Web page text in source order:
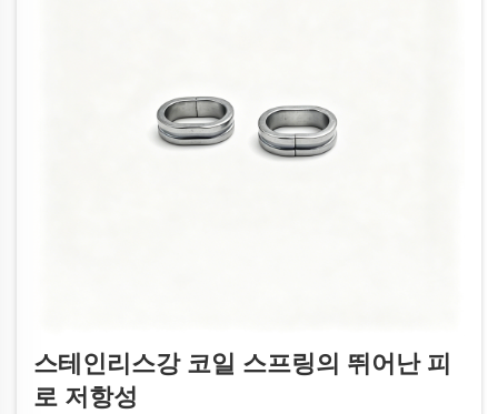
스테인리스강 코일 스프링의 뛰어난 피
로 저항성